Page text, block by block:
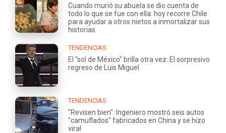
Cuando murió su abuela se dio cuenta de
todo lo que se fue con ella: hoy recorre Chile
para ayudar a otros nietos a inmortalizar sus
historias
TENDENCIAS
El "sol de México" brilla otra vez: El sorpresivo
regreso de Luis Miguel
TENDENCIAS
"Revisen bien": Ingeniero mostró seis autos
"camuflados" fabricados en China y se hizo
viral